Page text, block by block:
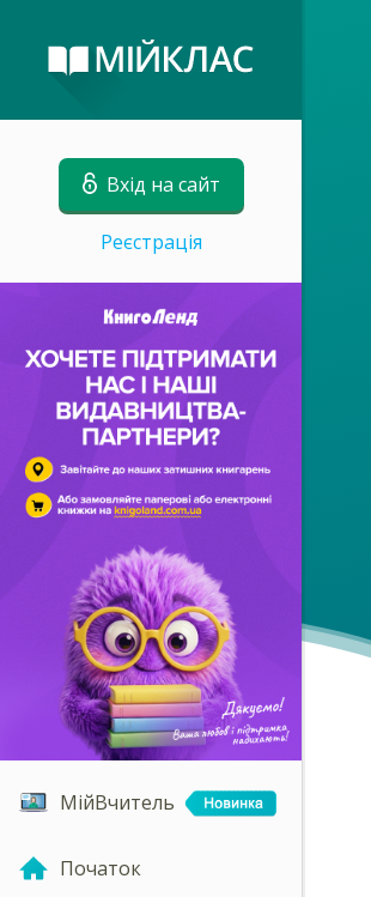
Вхід на сайт
Реєстрація
МійВчитель
Початок